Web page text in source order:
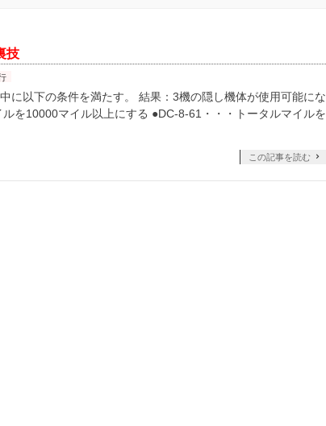
技
に以下の条件を満たす。 結果：3機の隠し機体が使用可能にな
を10000マイル以上にする ●DC-8-61・・・トータルマイルを
この記事を読む